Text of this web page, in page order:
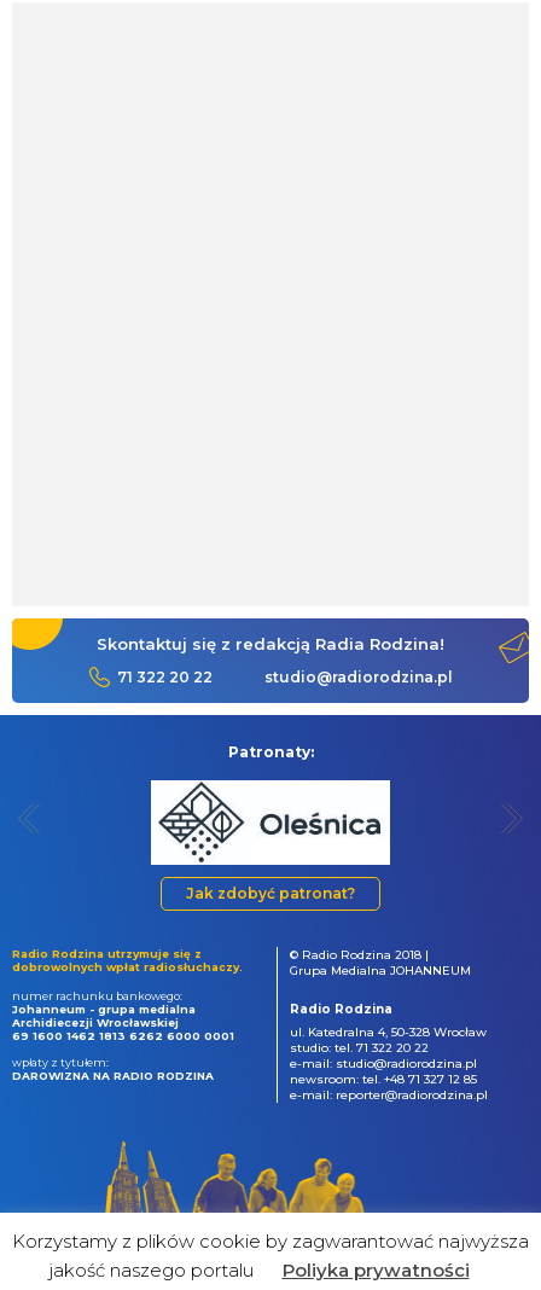
Skontaktuj się z redakcją Radia Rodzina!
71 322 20 22 studio@radiorodzina.pl
Patronaty:
Jak zdobyć patronat?
Radio Rodzina utrzymuje się z
dobrowolnych wpłat radiosłuchaczy.
numer rachunku bankowego:
Johanneum - grupa medialna
Archidiecezji Wrocławskiej
69 1600 1462 1813 6262 6000 0001
wpłaty z tytułem:
DAROWIZNA NA RADIO RODZINA
© Radio Rodzina 2018 |
Grupa Medialna JOHANNEUM
Radio Rodzina
ul. Katedralna 4, 50-328 Wrocław
studio: tel. 71 322 20 22
e-mail: studio@radiorodzina.pl
newsroom: tel. +48 71 327 12 85
e-mail: reporter@radiorodzina.pl
Korzystamy z plików cookie by zagwarantować najwyższa
jakość naszego portalu
Poliyka prywatności